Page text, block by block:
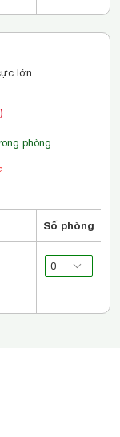
lớn
phòng
Số phòng